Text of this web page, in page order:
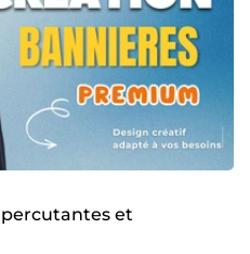
percutantes et